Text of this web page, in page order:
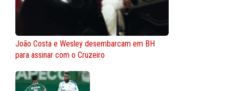
João Costa e Wesley desembarcam em BH
para assinar com o Cruzeiro